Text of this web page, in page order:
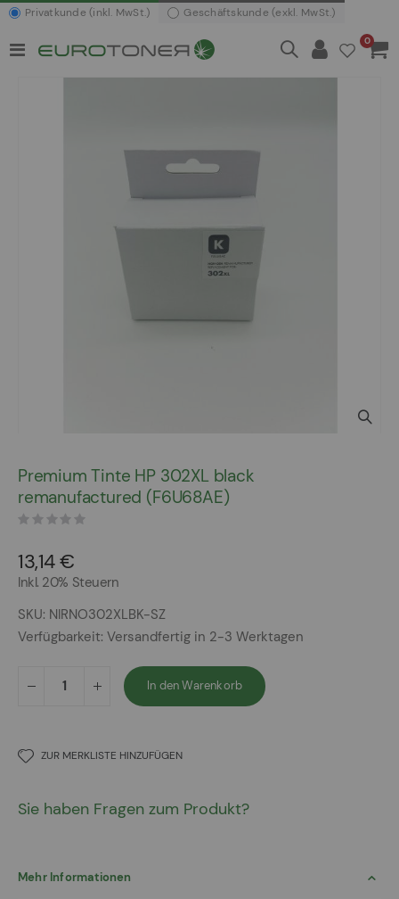
Privatkunde (inkl. MwSt.) Geschäftskunde (exkl. MwSt.)
Navigation
0Artikel
der
Bildergalerie
springen
Premium Tinte HP 302XL black
remanufactured (F6U68AE)
13,14 €
Inkl. 20% Steuern
SKU NIRNO302XLBK-SZ
Verfügbarkeit: Versandfertig in 2-3 Werktagen
In den Warenkorb
ZUR MERKLISTE HINZUFÜGEN
Sie haben Fragen zum Produkt?
Mehr Informationen